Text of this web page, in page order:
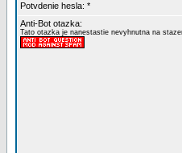
Potvdenie hesla: *
Anti-Bot otazka:
Tato otazka je nanestastie nevyhnutna na